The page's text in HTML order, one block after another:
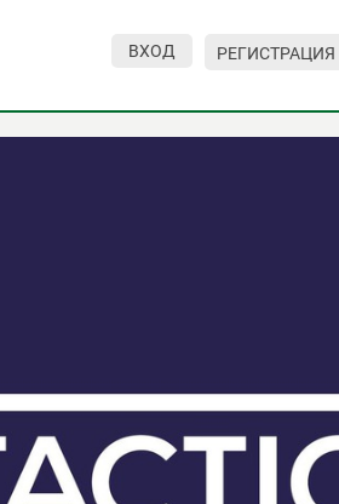
ВХОД РЕГИСТРАЦИЯ